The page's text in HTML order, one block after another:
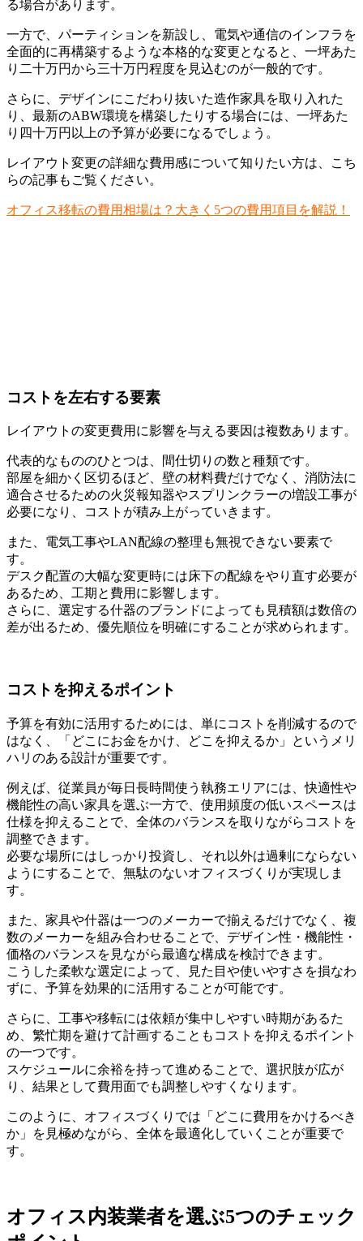
る場合があります。
一方で、パーティションを新設し、電気や通信のインフラを
全面的に再構築するような本格的な変更となると、一坪あた
り二十万円から三十万円程度を見込むのが一般的です。
さらに、デザインにこだわり抜いた造作家具を取り入れた
り、最新のABW環境を構築したりする場合には、一坪あた
り四十万円以上の予算が必要になるでしょう。
レイアウト変更の詳細な費用感について知りたい方は、こち
らの記事もご覧ください。
オフィス移転の費用相場は？大きく5つの費用項目を解説！
コストを左右する要素
レイアウトの変更費用に影響を与える要因は複数あります。
代表的なもののひとつは、間仕切りの数と種類です。
部屋を細かく区切るほど、壁の材料費だけでなく、消防法に
適合させるための火災報知器やスプリンクラーの増設工事が
必要になり、コストが積み上がっていきます。
また、電気工事やLAN配線の整理も無視できない要素で
す。
デスク配置の大幅な変更時には床下の配線をやり直す必要が
あるため、工期と費用に影響します。
さらに、選定する什器のブランドによっても見積額は数倍の
差が出るため、優先順位を明確にすることが求められます。
コストを抑えるポイント
予算を有効に活用するためには、単にコストを削減するので
はなく、「どこにお金をかけ、どこを抑えるか」というメリ
ハリのある設計が重要です。
例えば、従業員が毎日長時間使う執務エリアには、快適性や
機能性の高い家具を選ぶ一方で、使用頻度の低いスペースは
仕様を抑えることで、全体のバランスを取りながらコストを
調整できます。
必要な場所にはしっかり投資し、それ以外は過剰にならない
ようにすることで、無駄のないオフィスづくりが実現しま
す。
また、家具や什器は一つのメーカーで揃えるだけでなく、複
数のメーカーを組み合わせることで、デザイン性・機能性・
価格のバランスを見ながら最適な構成を検討できます。
こうした柔軟な選定によって、見た目や使いやすさを損なわ
ずに、予算を効果的に活用することが可能です。
さらに、工事や移転には依頼が集中しやすい時期があるた
め、繁忙期を避けて計画することもコストを抑えるポイント
の一つです。
スケジュールに余裕を持って進めることで、選択肢が広が
り、結果として費用面でも調整しやすくなります。
このように、オフィスづくりでは「どこに費用をかけるべき
か」を見極めながら、全体を最適化していくことが重要で
す。
オフィス内装業者を選ぶ5つのチェック